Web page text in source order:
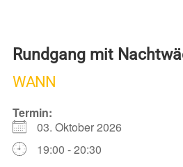
Rundgang mit
WANN
Termin:
03. Oktober 2026
19:00 - 20:30